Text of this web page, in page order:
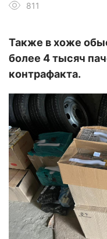
811
Также в хоже
более 4 тысяч
контрафакта.